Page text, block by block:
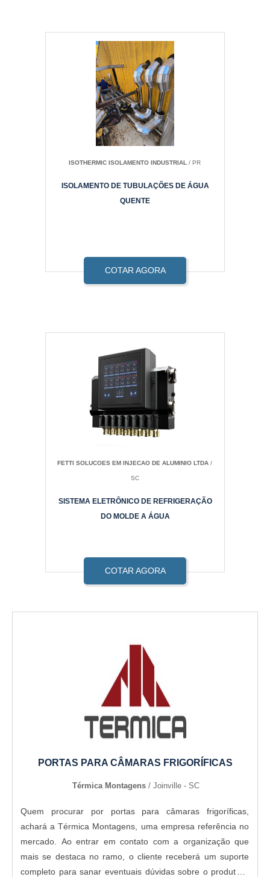
ISOTHERMIC ISOLAMENTO INDUSTRIAL / PR
ISOLAMENTO DE TUBULAÇÕES DE ÁGUA
QUENTE
COTAR AGORA
FETTI SOLUCOES EM INJECAO DE ALUMINIO LTDA /
SC
SISTEMA ELETRÔNICO DE REFRIGERAÇÃO
DO MOLDE A ÁGUA
COTAR AGORA
PORTAS PARA CÂMARAS FRIGORÍFICAS
Térmica Montagens / Joinville - SC
Quem procurar por portas para câmaras frigoríficas,
achará a Térmica Montagens, uma empresa referência no
mercado. Ao entrar em contato com a organização que
mais se destaca no ramo, o cliente receberá um suporte
completo para sanar eventuais dúvidas sobre o produto a